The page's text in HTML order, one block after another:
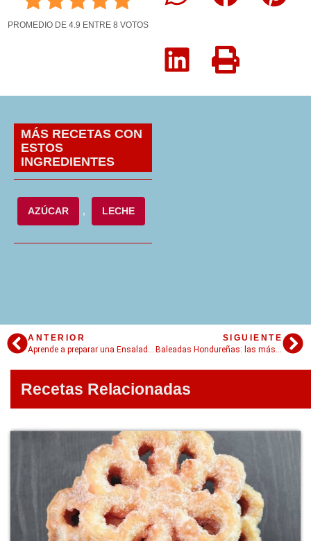
PROMEDIO DE 4.9 ENTRE 8 VOTOS
MÁS RECETAS CON
ESTOS
INGREDIENTES
AZÚCAR , LECHE
ANTERIOR
Aprende a preparar una Ensalada Alemana perfecta: El sabor germano en tu mesa
SIGUIENTE
Baleadas Hondureñas: las más ricas, rápidas y populares
Recetas Relacionadas